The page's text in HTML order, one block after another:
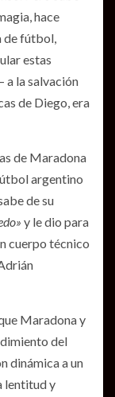
hace
de fútbol,
estas
a la salvación
de Diego, era
de Maradona
argentino
de su
y le dio para
cuerpo técnico
Maradona y
del
dinámica a un
lentitud y